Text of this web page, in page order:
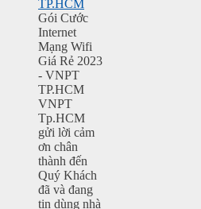
TP.HCM
Gói Cước
Internet
Mạng Wifi
Giá Rẻ 2023
- VNPT
TP.HCM
VNPT
Tp.HCM
gửi lời cảm
ơn chân
thành đến
Quý Khách
đã và đang
tin dùng nhà